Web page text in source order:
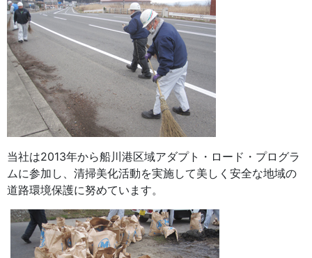
当社は2013年から船川港区域アダプト・ロード・プログラ
ムに参加し、清掃美化活動を実施して美しく安全な地域の
道路環境保護に努めています。